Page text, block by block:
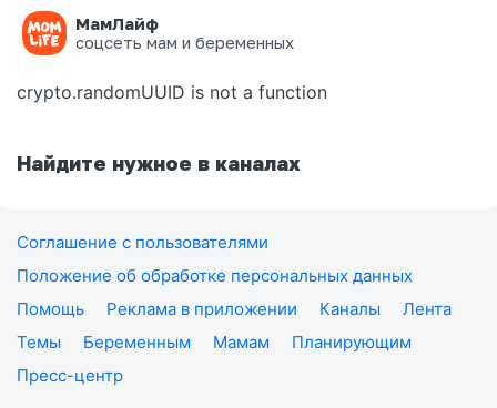
МамЛайф
соцсеть мам и беременных
Ошибка на странице
crypto.randomUUID is not a function
Найдите нужное в каналах
Соглашение с пользователями
Положение об обработке персональных данных
Помощь
Реклама в приложении Каналы
Лента
Темы
Беременным Мамам
Планирующим
Пресс-центр